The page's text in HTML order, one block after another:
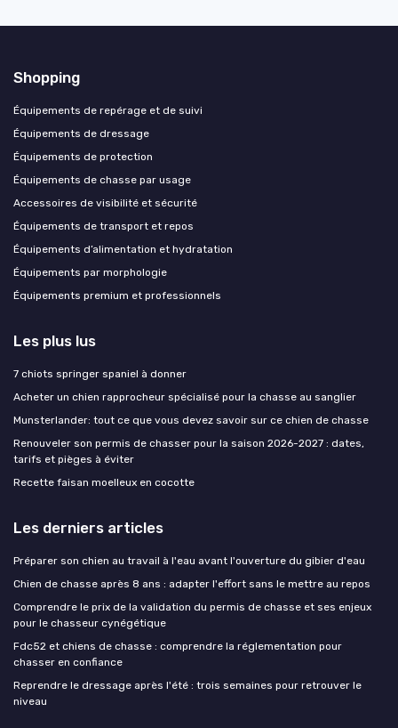
Shopping
Équipements de repérage et de suivi
Équipements de dressage
Équipements de protection
Équipements de chasse par usage
Accessoires de visibilité et sécurité
Équipements de transport et repos
Équipements d’alimentation et hydratation
Équipements par morphologie
Équipements premium et professionnels
Les plus lus
7 chiots springer spaniel à donner
Acheter un chien rapprocheur spécialisé pour la chasse au sanglier
Munsterlander: tout ce que vous devez savoir sur ce chien de chasse
Renouveler son permis de chasser pour la saison 2026-2027 : dates,
tarifs et pièges à éviter
Recette faisan moelleux en cocotte
Les derniers articles
Préparer son chien au travail à l'eau avant l'ouverture du gibier d'eau
Chien de chasse après 8 ans : adapter l'effort sans le mettre au repos
Comprendre le prix de la validation du permis de chasse et ses enjeux
pour le chasseur cynégétique
Fdc52 et chiens de chasse : comprendre la réglementation pour
chasser en confiance
Reprendre le dressage après l'été : trois semaines pour retrouver le
niveau